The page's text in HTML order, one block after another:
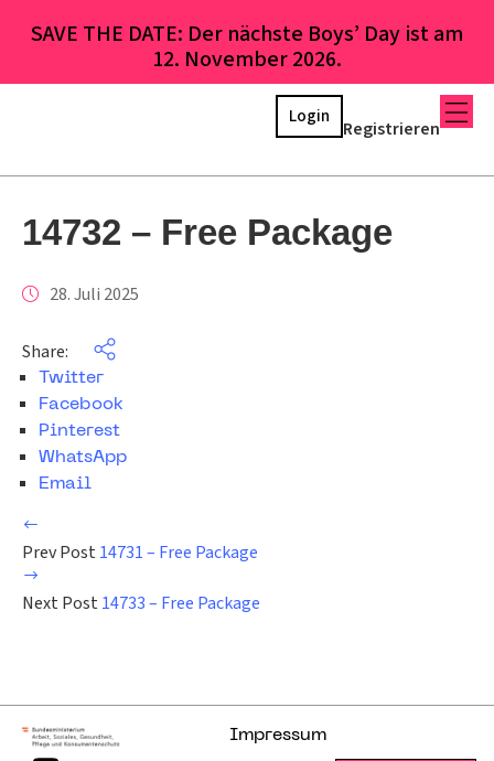
SAVE THE DATE: Der nächste Boys’ Day ist am
12. November 2026.
Registrieren
Login
14732 – Free Package
28. Juli 2025
Share:
Twitter
Facebook
Pinterest
WhatsApp
Email
Prev Post 14731 – Free Package
Next Post 14733 – Free Package
Impressum